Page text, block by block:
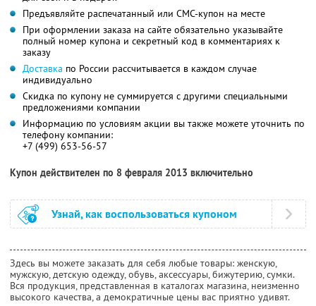
Предъявляйте распечатанный или СМС-купон на месте
При оформлении заказа на сайте обязательно указывайте
полный номер купона и секретный код в комментариях к
заказу
Доставка по России рассчитывается в каждом случае
индивидуально
Скидка по купону не суммируется с другими специальными
предложениями компании
Информацию по условиям акции вы также можете уточнить по
телефону компании:
+7 (499) 653-56-57
Купон действителен по 8 февраля 2013 включительно
Узнай, как воспользоваться купоном
Здесь вы можете заказать для себя любые товары: женскую,
мужскую, детскую одежду, обувь, аксессуары, бижутерию, сумки.
Вся продукция, представленная в каталогах магазина, неизменно
высокого качества, а демократичные цены вас приятно удивят.